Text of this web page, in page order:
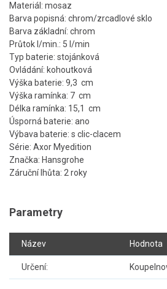
Materiál: mosaz
Barva popisná: chrom/zrcadlové sklo
Barva základní: chrom
Průtok l/min.: 5 l/min
Typ baterie: stojánková
Ovládání: kohoutková
Výška baterie: 9,3 cm
Výška ramínka: 7 cm
Délka ramínka: 15,1 cm
Úsporná baterie: ano
Výbava baterie: s clic-clacem
Série: Axor Myedition
Značka: Hansgrohe
Záruční lhůta: 2 roky
Parametry
Název Hodnota
Určení: